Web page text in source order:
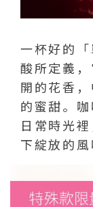
一杯好的
酸所定義
開的花香
的蜜甜。
日常時光
下綻放的